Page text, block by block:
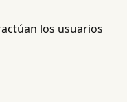
los usuarios